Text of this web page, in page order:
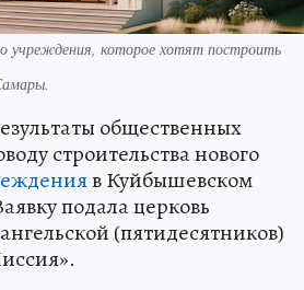
учреждения, которое хотят построить
общественных
строительства нового
в Куйбышевском
подала церковь
(пятидесятников)